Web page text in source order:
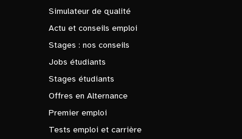
Simulateur de qualité
Actu et conseils emploi
Stages : nos conseils
Jobs étudiants
Stages étudiants
Offres en Alternance
Premier emploi
Tests emploi et carrière